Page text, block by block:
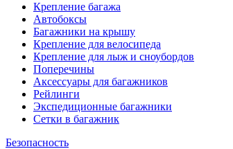
Крепление багажа
Автобоксы
Багажники на крышу
Крепление для велосипеда
Крепление для лыж и сноубордов
Поперечины
Аксессуары для багажников
Рейлинги
Экспедиционные багажники
Сетки в багажник
Безопасность